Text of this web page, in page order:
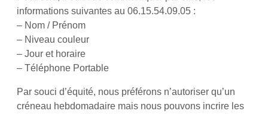
informations suivantes au 06.15.54.09.05 :
– Nom / Prénom
– Niveau couleur
– Jour et horaire
– Téléphone Portable
Par souci d’équité, nous préférons n’autoriser qu’un
créneau hebdomadaire mais nous pouvons incrire les